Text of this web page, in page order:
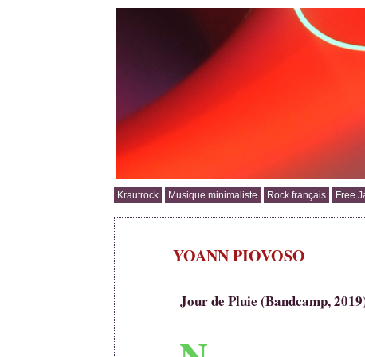
Krautrock Musique minimaliste Rock français Free
YOANN PIOVOSO
Jour de Pluie (Bandcamp,